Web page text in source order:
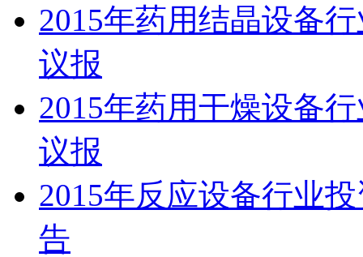
2015年药用结晶设备
议报
2015年药用干燥设备
议报
2015年反应设备行业
告